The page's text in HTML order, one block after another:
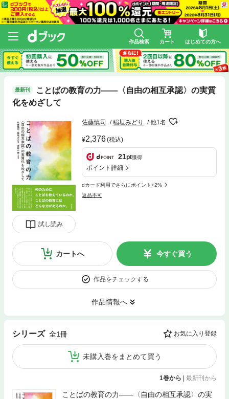
作品検索 カート はじめての方へ
最新刊
ことばの教育の力――〈自由の相互承認〉の実質
化をめざして
試し読み
佐藤慎司 稲垣みどり 他1名
2,376(税込)
21pt獲得
ポイント詳細
dカード利用でさらにポイント+2%
返品不可
カートへ 今すぐ買う
作品をチェックする
作品情報へ
シリーズ 全1冊 お気に入り登録
未購入巻をまとめて買う
1巻から | 最新刊から
ことばの教育の力――〈自由の相互承認〉の実